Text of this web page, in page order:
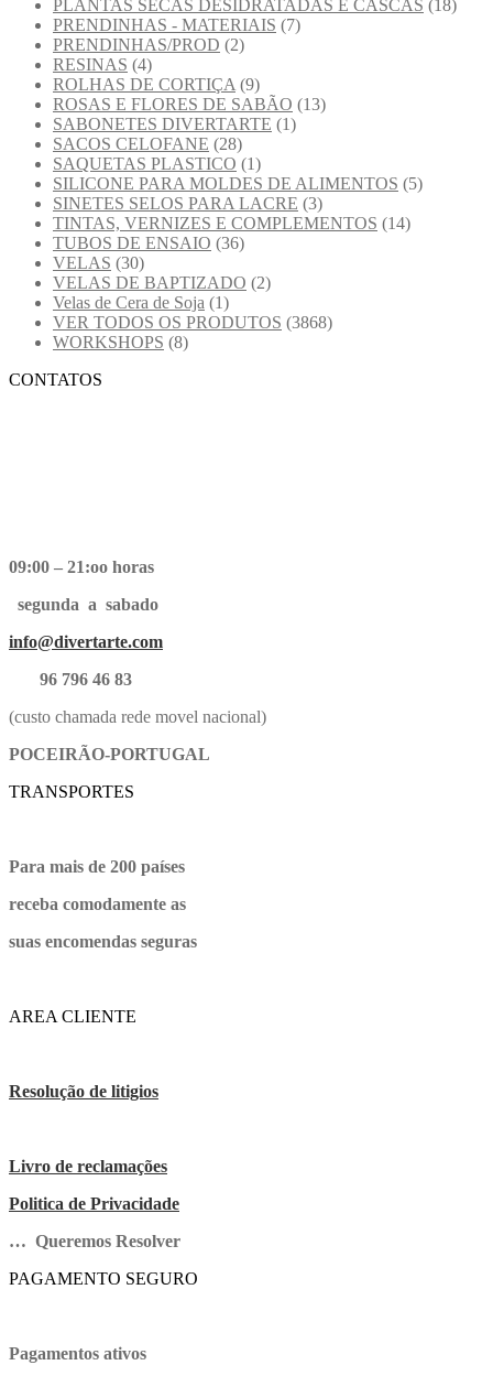
PLANTAS SECAS DESIDRATADAS E CASCAS (18)
PRENDINHAS - MATERIAIS (7)
PRENDINHAS/PROD (2)
RESINAS (4)
ROLHAS DE CORTIÇA (9)
ROSAS E FLORES DE SABÃO (13)
SABONETES DIVERTARTE (1)
SACOS CELOFANE (28)
SAQUETAS PLASTICO (1)
SILICONE PARA MOLDES DE ALIMENTOS (5)
SINETES SELOS PARA LACRE (3)
TINTAS, VERNIZES E COMPLEMENTOS (14)
TUBOS DE ENSAIO (36)
VELAS (30)
VELAS DE BAPTIZADO (2)
Velas de Cera de Soja (1)
VER TODOS OS PRODUTOS (3868)
WORKSHOPS (8)
CONTATOS
09:00 – 21:oo horas
segunda a sabado
info@divertarte.com
96 796 46 83
(custo chamada rede movel nacional)
POCEIRÃO-PORTUGAL
TRANSPORTES
Para mais de 200 países
receba comodamente as
suas encomendas seguras
AREA CLIENTE
Resolução de litigios
Livro de reclamações
Politica de Privacidade
… Queremos Resolver
PAGAMENTO SEGURO
Pagamentos ativos